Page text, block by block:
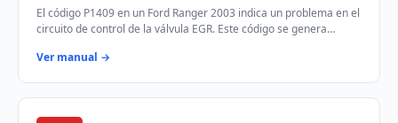
El código P1409 en un Ford Ranger 2003 indica un problema en el
circuito de control de la válvula EGR. Este código se genera
Ver manual →